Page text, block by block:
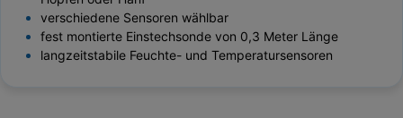
verschiedene Sensoren wählbar
fest montierte Einstechsonde von 0,3 Meter Länge
langzeitstabile Feuchte- und Temperatursensoren